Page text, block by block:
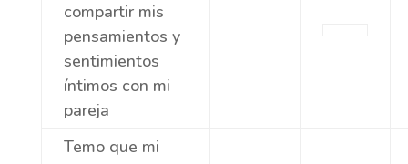
compartir mis
pensamientos y
sentimientos
íntimos con mi
pareja
Temo que mi